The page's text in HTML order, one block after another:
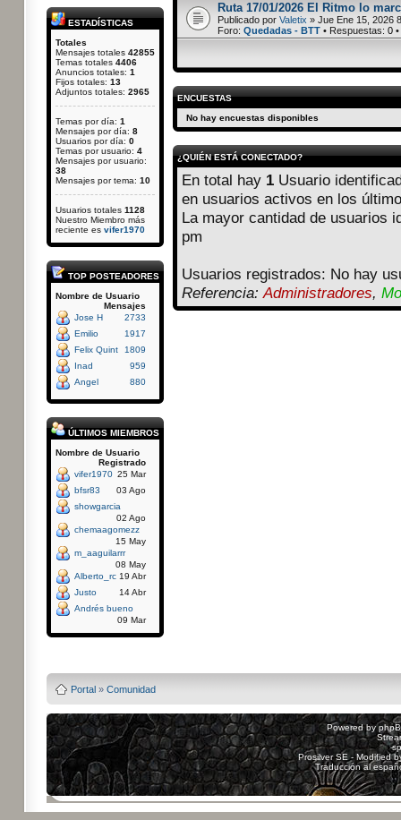
ESTADÍSTICAS
Totales
Mensajes totales 42855
Temas totales 4406
Anuncios totales: 1
Fijos totales: 13
Adjuntos totales: 2965
Temas por día: 1
Mensajes por día: 8
Usuarios por día: 0
Temas por usuario: 4
Mensajes por usuario:
38
Mensajes por tema: 10
Usuarios totales 1128
Nuestro Miembro más
reciente es vifer1970
TOP POSTEADORES
Nombre de Usuario
Mensajes
Jose H
2733
Emilio
1917
Felix Quint
1809
Inad
959
Angel
880
ÚLTIMOS MIEMBROS
Nombre de Usuario
Registrado
vifer1970 25 Mar
bfsr83
03 Ago
showgarcia
02 Ago
chemaagomezz
15 May
m_aaguilarrr
08 May
Alberto_rc 19 Abr
Justo
14 Abr
Andrés bueno
09 Mar
Ruta 17/01/2026 El Ritmo lo
Publicado por Valetix » Jue Ene 15, 2026
Foro: Quedadas - BTT• Respuestas: 0•
ENCUESTAS
No hay encuestas disponibles
¿QUIÉN ESTÁ CONECTADO?
En total hay 1Usuario
en usuarios activos en los
La mayor cantidad de usuarios
pm
Usuarios registrados: No hay
Referencia:Administradores,
Portal» Comunidad
Powered by
Prosilver SE - Modified
Traducción al